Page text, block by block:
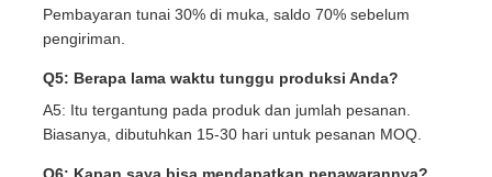
Pembayaran tunai 30% di muka, saldo 70% sebelum
pengiriman.
Q5: Berapa lama waktu tunggu produksi Anda?
A5: Itu tergantung pada produk dan jumlah pesanan.
Biasanya, dibutuhkan 15-30 hari untuk pesanan MOQ.